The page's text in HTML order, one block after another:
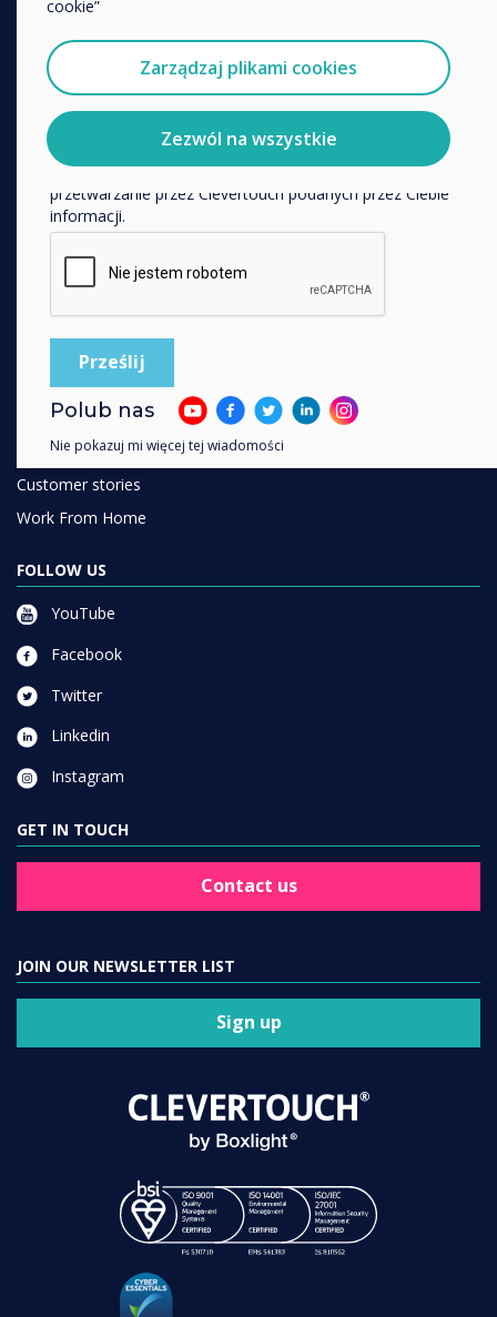
Commercial Displays
Digital Signage
Room Booking
Software
Unified Comms
Accessories
Collaboration
Enterprise
Retail
Healthcare
HEFE
Customer stories
Work From Home
FOLLOW US
YouTube
Facebook
Twitter
Linkedin
Instagram
GET IN TOUCH
Contact us
JOIN OUR NEWSLETTER LIST
Sign up
cookie”
Zarządzaj plikami cookies
Zezwól na wszystkie
Clevertouch.
Aby uzyskać informacje o tym, jak gromadzimy i
wykorzystujemy Twoje dane osobowe, odwiedź naszą
politykę prywatności.
Klikając Wyślij, wyrażasz zgodę na przechowywanie i
przetwarzanie przez Clevertouch podanych przez Ciebie
informacji.
Polub nas
Nie pokazuj mi więcej tej wiadomości